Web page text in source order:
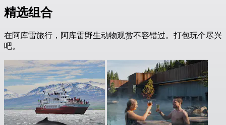
精选组合
在阿库雷旅行，阿库雷野生动物观赏不容错过。打包玩个尽兴
吧。